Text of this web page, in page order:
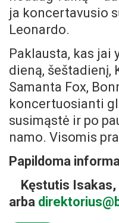
ja koncertavusio
Leonardo.
Paklausta, kas jai
dieną, šeštadienį,
Samanta Fox,
koncertuosianti
susimąstė ir po
namo. Visomis
Papildoma
Kęstutis
arba